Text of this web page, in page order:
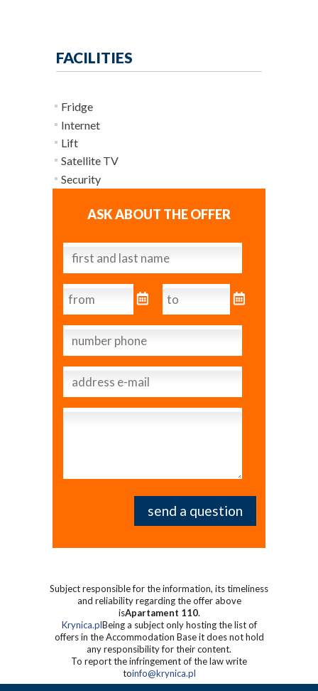
FACILITIES
Fridge
Internet
Lift
Satellite TV
Security
ASK ABOUT THE OFFER
Subject responsible for the information, its timeliness
and reliability regarding the offer above
isApartament 110.
Krynica.plBeing a subject only hosting the list of
offers in the Accommodation Base it does not hold
any responsibility for their content.
To report the infringement of the law write
toinfo@krynica.pl